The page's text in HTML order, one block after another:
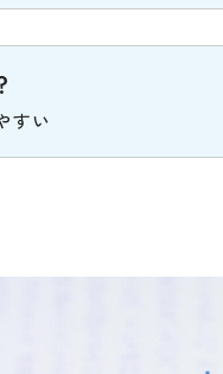
すい